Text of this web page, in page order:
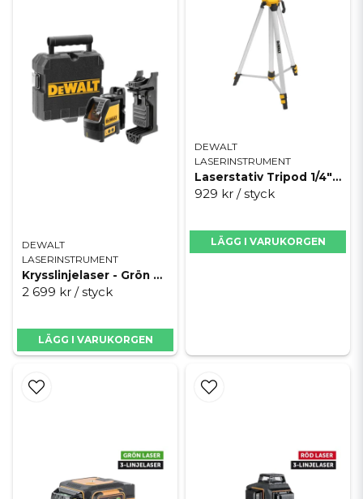
DEWALT
LASERINSTRUMENT
Krysslinjelaser - Grön Dewalt
2 699 kr / styck
LÄGG I VARUKORGEN
DEWALT
LASERINSTRUMENT
Laserstativ Tripod 1/4" Dewalt
929 kr / styck
LÄGG I VARUKORGEN